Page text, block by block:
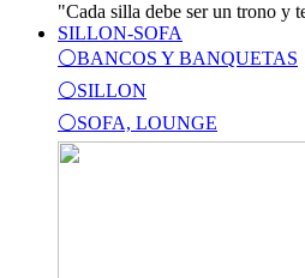
"Cada silla debe ser un trono y
SILLON-SOFA
⚪BANCOS Y BANQUETAS
⚪SILLON
⚪SOFA, LOUNGE